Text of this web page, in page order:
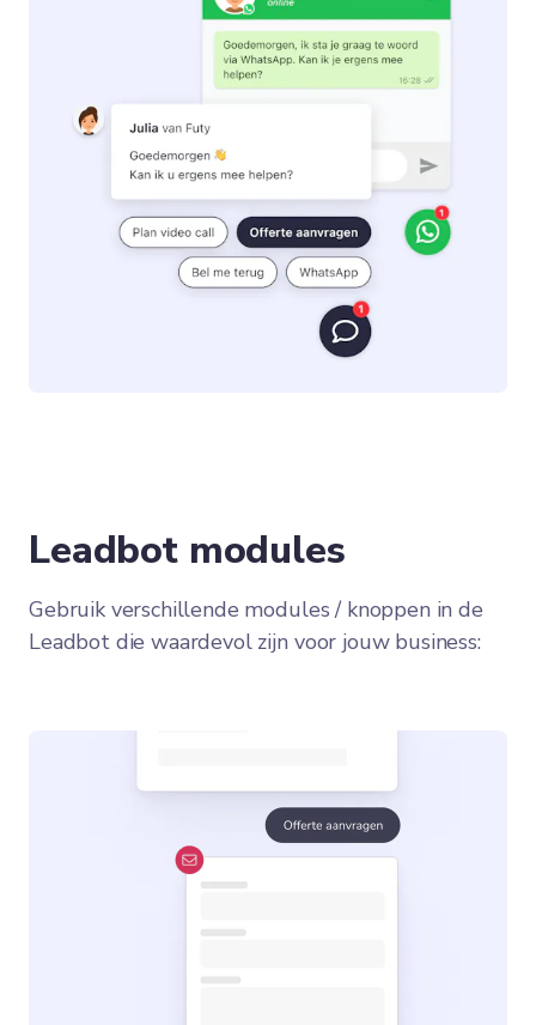
Leadbot modules
Gebruik verschillende modules / knoppen in de
Leadbot die waardevol zijn voor jouw business: